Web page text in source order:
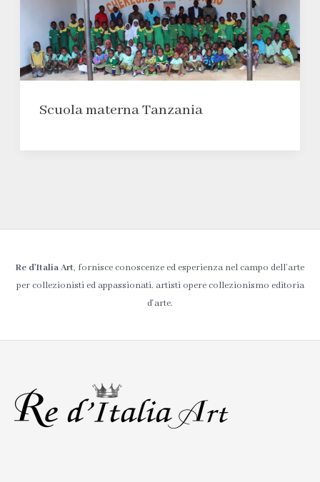
Scuola materna Tanzania
Re d’Italia Art, fornisce conoscenze ed esperienza nel campo dell’arte
per collezionisti ed appassionati. artisti opere collezionismo editoria
d'arte.